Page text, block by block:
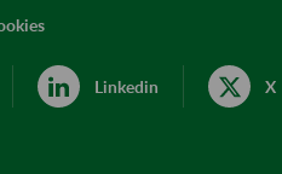
Linkedin X